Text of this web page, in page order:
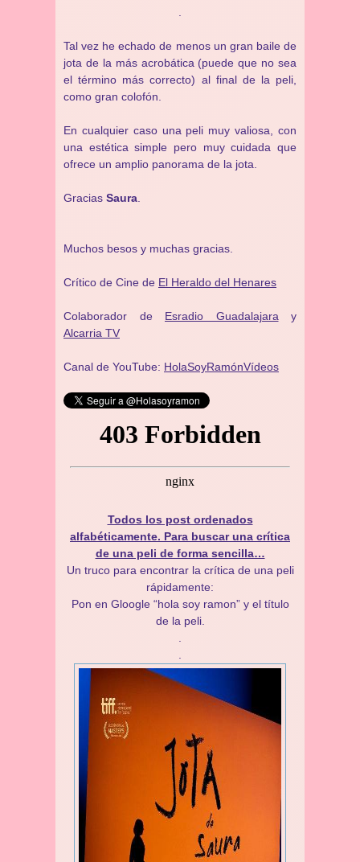
Tal vez he echado de menos un gran baile de
jota de la más acrobática (puede que no sea
el término más correcto) al final de la peli,
como gran colofón.
En cualquier caso una peli muy valiosa, con
una estética simple pero muy cuidada que
ofrece un amplio panorama de la jota.
Gracias Saura
Muchos besos y muchas gracias.
Crítico de Cine de El Heraldo del Henares
Colaborador de Esradio Guadalajara y
Alcarria TV
Canal de YouTube: HolaSoyRamónVídeos
Todos los post ordenados
alfabéticamente. Para buscar una crítica
de una peli de forma sencilla…
Un truco para encontrar la crítica de una peli
rápidamente:
Pon en Gloogle “hola soy ramon” y el título
de la peli.